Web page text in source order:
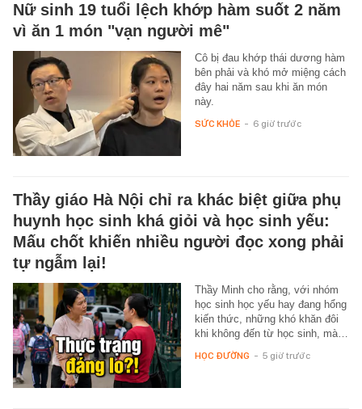
Nữ sinh 19 tuổi lệch khớp hàm suốt 2 năm
vì ăn 1 món "vạn người mê"
Cô bị đau khớp thái dương hàm
bên phải và khó mở miệng cách
đây hai năm sau khi ăn món
này.
SỨC KHỎE - 6 giờ trước
Thầy giáo Hà Nội chỉ ra khác biệt giữa phụ
huynh học sinh khá giỏi và học sinh yếu:
Mấu chốt khiến nhiều người đọc xong phải
tự ngẫm lại!
Thầy Minh cho rằng, với nhóm
học sinh học yếu hay đang hổng
kiến thức, những khó khăn đôi
khi không đến từ học sinh, mà…
HỌC ĐƯỜNG - 5 giờ trước